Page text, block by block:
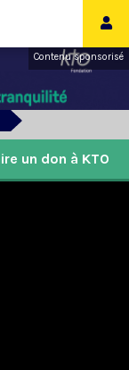
Contenu sponsorisé
un don à KTO